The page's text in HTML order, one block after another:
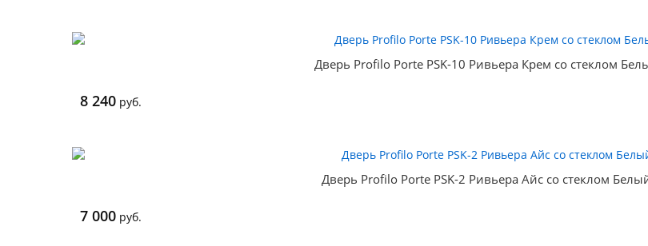
Дверь Profilo Porte PSK-10 Ривьера Крем со стеклом
8 240 руб.
Дверь Profilo Porte PSK-2 Ривьера Айс со стеклом
7 000 руб.